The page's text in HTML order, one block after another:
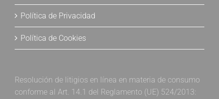
Política de Privacidad
Política de Cookies
Resolución de litigios en línea en materia de consumo
conforme al Art. 14.1 del Reglamento (UE) 524/2013: